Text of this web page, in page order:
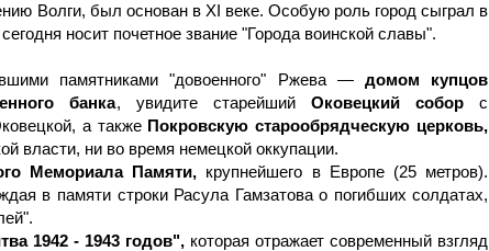
Волги, был основан в XI веке. Особую роль город сыграл в
носит почетное звание "Города воинской славы".
памятниками "довоенного" Ржева —домом купцов
банка, увидите старейший Оковецкий собор с
а также Покровскую старообрядческую церковь,
власти, ни во время немецкой оккупации.
Мемориала Памяти, крупнейшего в Европе (25 метров).
в памяти строки Расула Гамзатова о погибших солдатах,
1942 - 1943 годов", которая отражает современный взгляд